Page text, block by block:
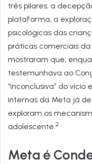
três pilares: a
plataforma, a
psicológicas das
práticas comerciais da
mostraram que,
testemunhava ao
“inconclusiva” do
internas da Meta já
exploram os
adolescente.2
Meta é